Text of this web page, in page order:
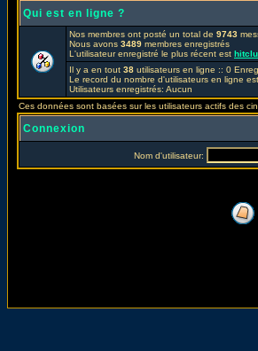
Qui est en ligne ?
Nos membres ont posté un total de 9743
Nous avons 3489 membres enregistrés
L'utilisateur enregistré le plus récent est
Il y a en tout 38 utilisateurs en ligne :: 0
Le record du nombre d'utilisateurs en ligne
Utilisateurs enregistrés: Aucun
Ces données sont basées sur les utilisateurs actifs des
Connexion
Nom d'utilisateur: